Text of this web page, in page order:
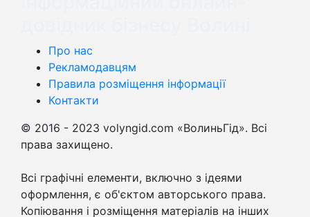
Про нас
Рекламодавцям
Правила розміщення інформації
Контакти
© 2016 - 2023 volyngid.com «ВолиньГід». Всі
права захищено.
Всі графічні елементи, включно з ідеями
оформлення, є об'єктом авторського права.
Копіювання і розміщення матеріалів на інших